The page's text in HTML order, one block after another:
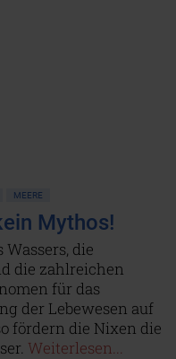
MEERE
Mythos!
die
die zahlreichen
für das
der Lebewesen auf
fördern die Nixen die
Weiterlesen...